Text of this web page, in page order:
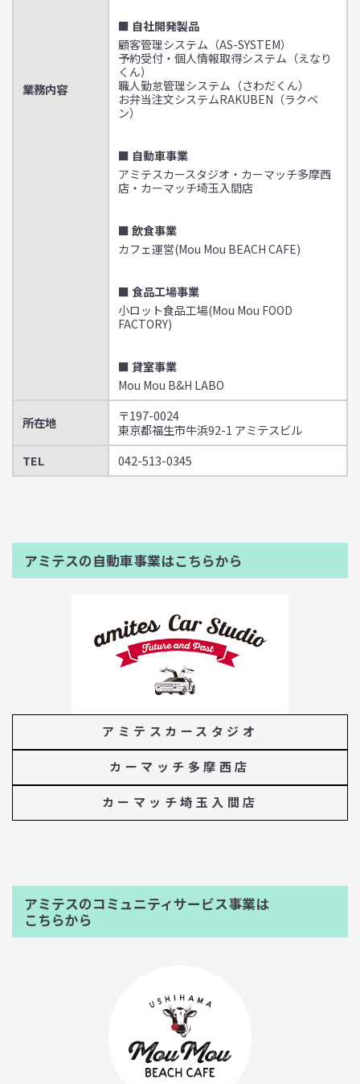
業務内容
■ 自社開発製品
顧客管理システム（AS-SYSTEM）
予約受付・個人情報取得システム（えなり
くん）
職人勤怠管理システム（さわだくん）
お弁当注文システムRAKUBEN（ラクベ
ン）
■ 自動車事業
アミテスカースタジオ・カーマッチ多摩西
店・カーマッチ埼玉入間店
■ 飲食事業
カフェ運営(Mou Mou BEACH CAFE)
■ 食品工場事業
小ロット食品工場(Mou Mou FOOD
FACTORY)
■ 貸室事業
Mou Mou B&H LABO
所在地
〒197-0024
東京都福生市牛浜92-1 アミテスビル
TEL
042-513-0345
アミテスの自動車事業はこちらから
アミテスカースタジオ
カーマッチ多摩西店
カーマッチ埼玉入間店
アミテスのコミュニティサービス事業は
こちらから